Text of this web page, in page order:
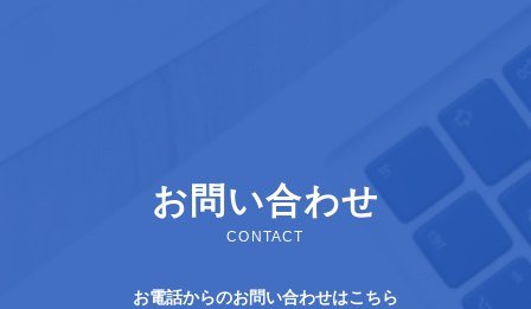
お問い合わせ
CONTACT
お電話からのお問い合わせはこちら